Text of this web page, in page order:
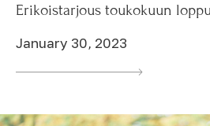
Erikoistarjous toukokuun
January 30, 2023